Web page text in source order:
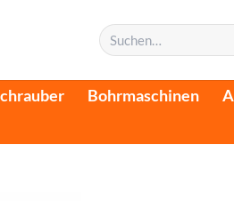
Suchen
nach:
Bohrmaschinen